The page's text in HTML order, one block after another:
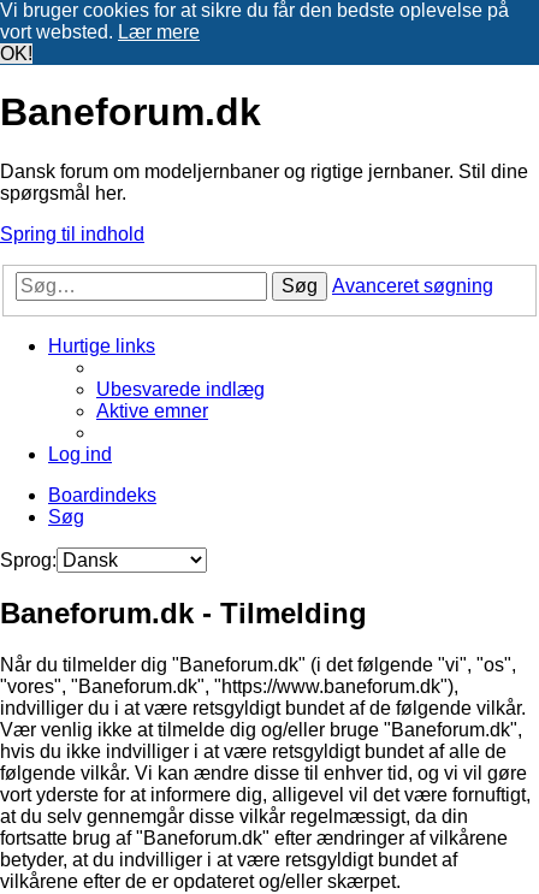
Vi bruger cookies for at sikre du får den bedste oplevelse på
vort websted. Lær mere
OK!
Baneforum.dk
Dansk forum om modeljernbaner og rigtige jernbaner. Stil dine
spørgsmål her.
Spring til indhold
Søg Avanceret søgning
Hurtige links
Ubesvarede indlæg
Aktive emner
Log ind
Boardindeks
Søg
Sprog:
Baneforum.dk - Tilmelding
Når du tilmelder dig "Baneforum.dk" (i det følgende "vi", "os",
"vores", "Baneforum.dk", "https://www.baneforum.dk"),
indvilliger du i at være retsgyldigt bundet af de følgende vilkår.
Vær venlig ikke at tilmelde dig og/eller bruge "Baneforum.dk",
hvis du ikke indvilliger i at være retsgyldigt bundet af alle de
følgende vilkår. Vi kan ændre disse til enhver tid, og vi vil gøre
vort yderste for at informere dig, alligevel vil det være fornuftigt,
at du selv gennemgår disse vilkår regelmæssigt, da din
fortsatte brug af "Baneforum.dk" efter ændringer af vilkårene
betyder, at du indvilliger i at være retsgyldigt bundet af
vilkårene efter de er opdateret og/eller skærpet.